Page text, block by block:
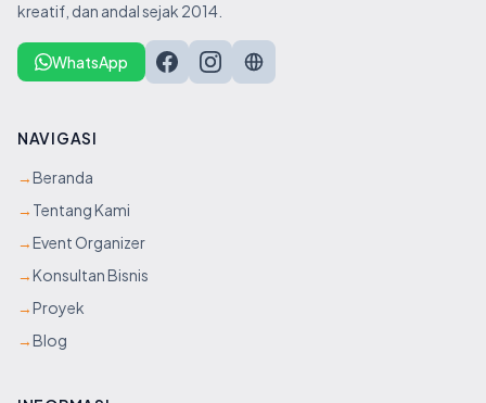
kreatif, dan andal sejak 2014.
WhatsApp
NAVIGASI
→Beranda
→ Tentang Kami
→Event Organizer
→Konsultan Bisnis
→Proyek
→Blog